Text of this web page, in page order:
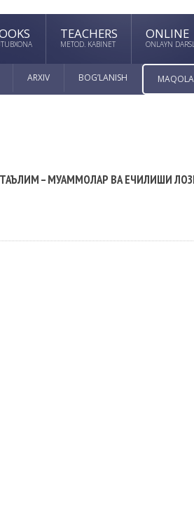
TEACHERS
METOD. KABINET
ONLINE
ONLAYN
ARXIV BOG’LANISH
– МУАММОЛАР ВА ЕЧИЛИШИ